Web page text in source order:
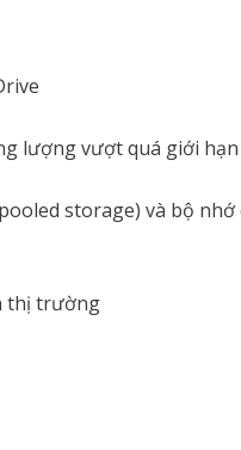
lượng vượt quá giới hạn
storage) và bộ
thị trường